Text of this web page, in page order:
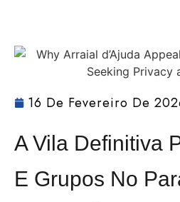
16 De Fevereiro De
A Vila Definitiva
E Grupos No